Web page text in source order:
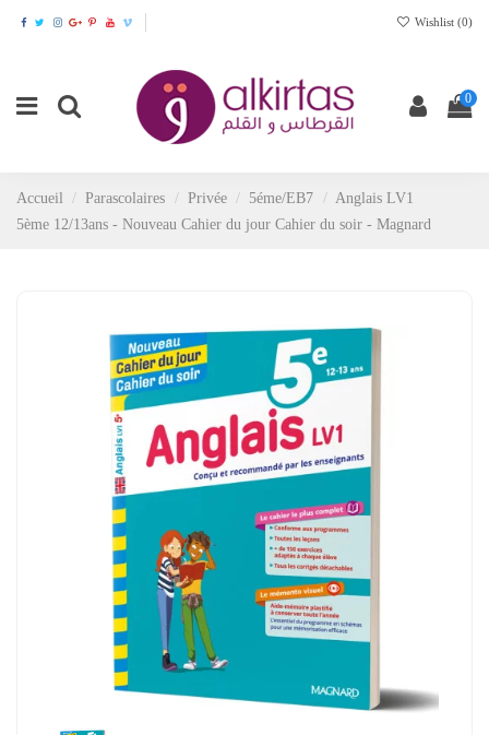
Wishlist (0)
0
Accueil Parascolaires Privée 5éme/EB7
Anglais LV1
5ème 12/13ans - Nouveau Cahier du jour Cahier du soir - Magnard